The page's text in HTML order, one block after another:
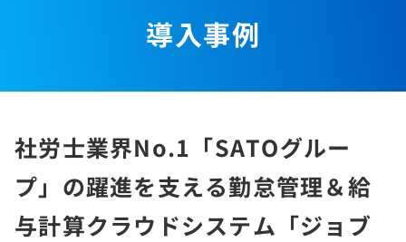
導入事例
社労士業界No.1「SATOグルー
プ」の躍進を支える勤怠管理＆給
与計算クラウドシステム「ジョブ